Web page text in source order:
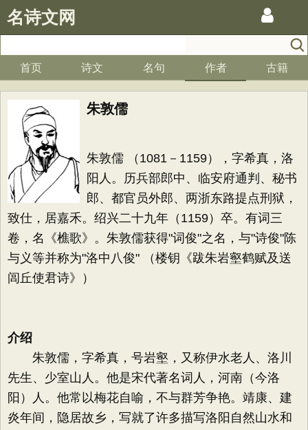
名诗文网
首页 诗文 名句 作者 古籍
朱敦儒
朱敦儒 （1081－1159），字希真，洛
阳人。历兵部郎中、临安府通判、秘书
郎、都官员外郎、两浙东路提点刑狱，
致仕，居嘉禾。绍兴二十九年（1159）卒。有词三
卷，名《樵歌》。朱敦儒获得"词俊"之名，与"诗俊"陈
与义等并称为"洛中八俊" （楼钥《跋朱岩壑鹤赋及送
闾丘使君诗》）
介绍
朱敦儒，字希真，号岩壑，又称伊水老人、洛川
先生、少室山人。他是宋代著名词人，河南（今洛
阳）人。他常以梅花自喻，不与群芳争艳。靖康、建
炎年间，隐居故乡，写就了许多描写洛阳自然山水和